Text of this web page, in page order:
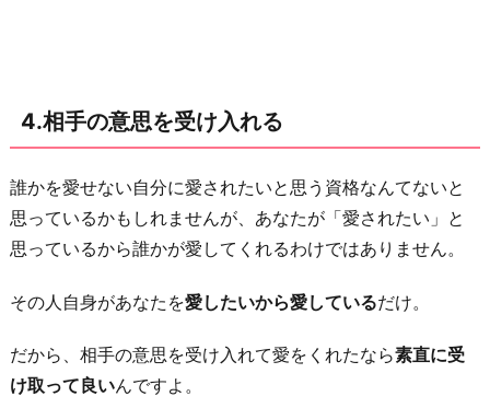
4.相手の意思を受け入れる
誰かを愛せない自分に愛されたいと思う資格なんてないと
思っているかもしれませんが、あなたが「愛されたい」と
思っているから誰かが愛してくれるわけではありません。
その人自身があなたを愛したいから愛しているだけ。
だから、相手の意思を受け入れて愛をくれたなら素直に受
け取って良いんですよ。